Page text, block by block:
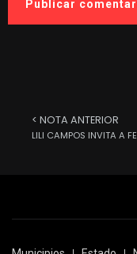
< NOTA ANTERIOR